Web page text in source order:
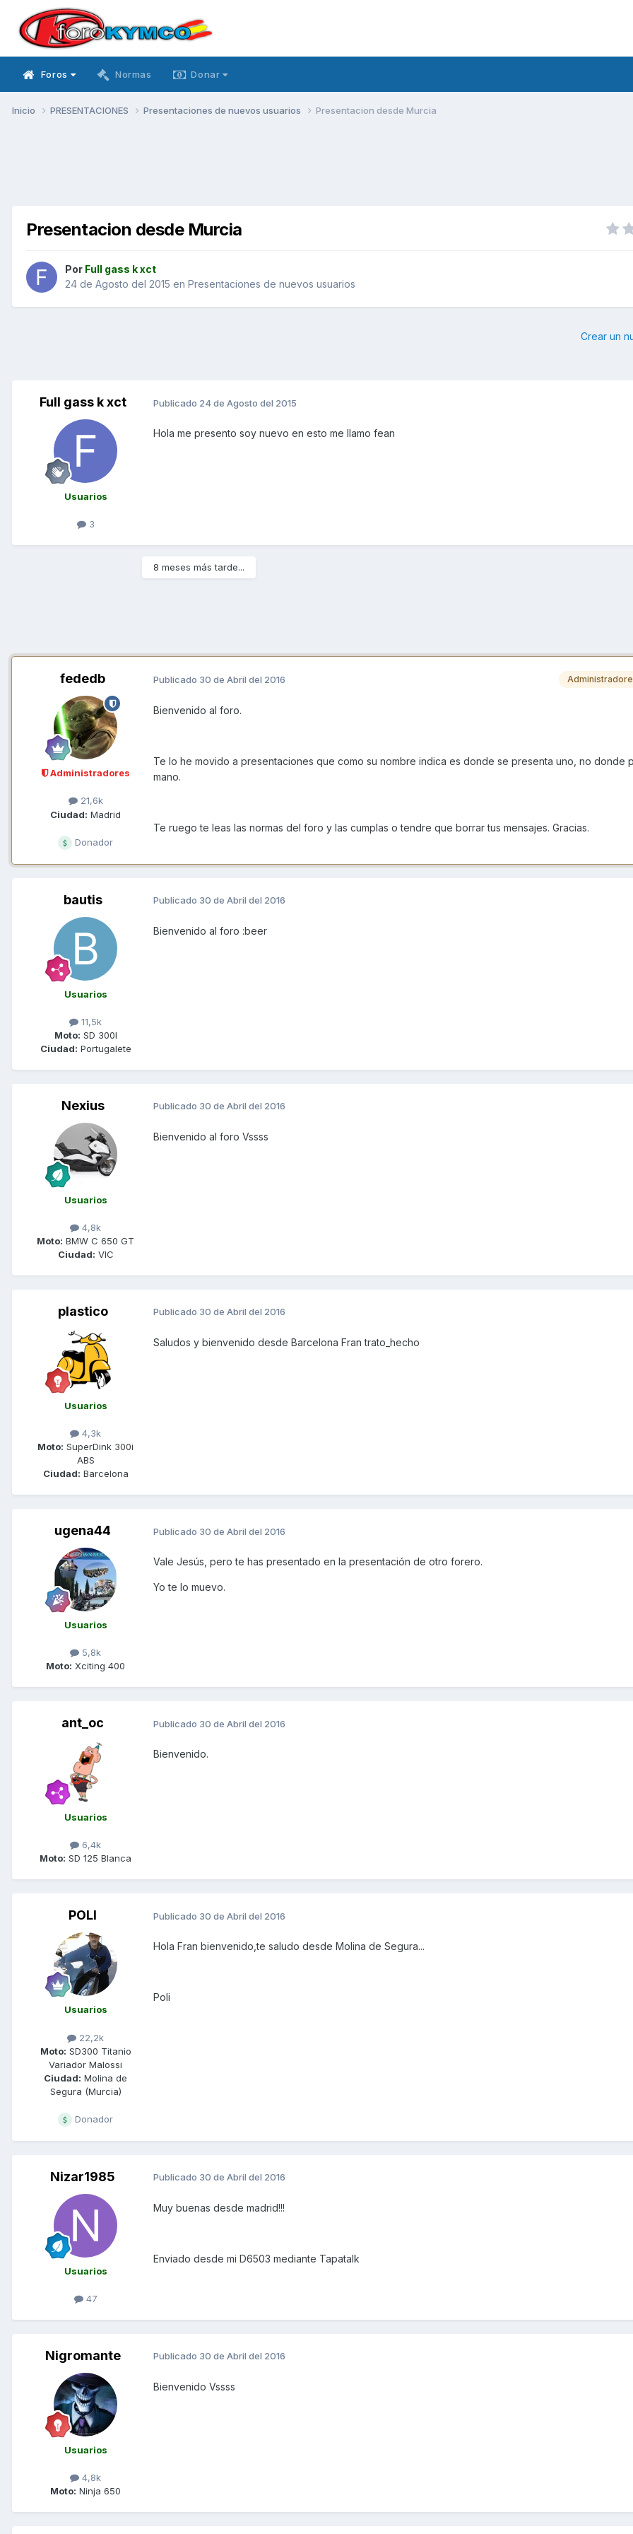
Foros Normas Donar
Inicio PRESENTACIONES Presentaciones de nuevos usuarios Presentacion desde Murcia
Presentacion desde Murcia
Por Full gass k xct
24 de Agosto del 2015 en Presentaciones de nuevos usuarios
Crear un
Full gass k xct
Usuarios
3
Publicado 24 de Agosto del 2015
Hola me presento soy nuevo en esto me llamo fean
8 meses más tarde...
fededb
Administradores
21,6k
Ciudad: Madrid
Donador
Publicado 30 de Abril del 2016
Bienvenido al foro.
Te lo he movido a presentaciones que como su nombre indica es donde se presenta uno, no donde
mano.
Te ruego te leas las normas del foro y las cumplas o tendre que borrar tus mensajes. Gracias.
bautis
Usuarios
11,5k
Moto: SD 300I
Ciudad: Portugalete
Publicado 30 de Abril del 2016
Bienvenido al foro :beer
Nexius
Usuarios
4,8k
Moto: BMW C 650 GT
Ciudad: VIC
Publicado 30 de Abril del 2016
Bienvenido al foro Vssss
plastico
Usuarios
4,3k
Moto: SuperDink 300i
ABS
Ciudad: Barcelona
Publicado 30 de Abril del 2016
Saludos y bienvenido desde Barcelona Fran trato_hecho
ugena44
Usuarios
5,8k
Moto: Xciting 400
Publicado 30 de Abril del 2016
Vale Jesús, pero te has presentado en la presentación de otro forero.
Yo te lo muevo.
ant_oc
Usuarios
6,4k
Moto: SD 125 Blanca
Publicado 30 de Abril del 2016
Bienvenido.
POLI
Usuarios
22,2k
Moto: SD300 Titanio
Variador Malossi
Ciudad: Molina de
Segura (Murcia)
Donador
Publicado 30 de Abril del 2016
Hola Fran bienvenido,te saludo desde Molina de Segura...
Poli
Nizar1985
Usuarios
47
Publicado 30 de Abril del 2016
Muy buenas desde madrid!!!
Enviado desde mi D6503 mediante Tapatalk
Nigromante
Usuarios
4,8k
Moto: Ninja 650
Publicado 30 de Abril del 2016
Bienvenido Vssss